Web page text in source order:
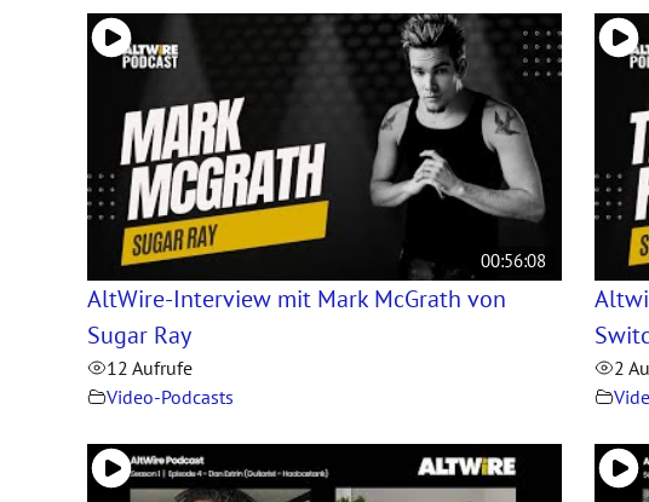
00:56:08
AltWire-Interview mit Mark McGrath von
Sugar Ray
12 Aufrufe
Video-Podcasts
2